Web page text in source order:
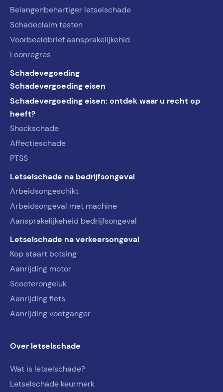
Belangenbehartiger letselschade
Schadeclaim testen
Voorbeeldbrief aansprakelijkehid
Loonregres
Schadevegoeding
Schadevergoeding eisen
Schadevergoeding eisen: ontdek waar u recht op
heeft?
Shockschade
Affectieschade
PTSS
Letselschade na bedrijfsongeval
Arbeidsongeschikt
Arbeidsongeval met machine
Aansprakelijkeheid bedrijfsongeval
Letselschade na verkeersongeval
Kop staart botsing
Aanrijding motor
Scooterongeluk
Aanrijding fiets
Aanrijding voetganger
Over letselschade
Wat is letselschade?
Letselschade keurmerk